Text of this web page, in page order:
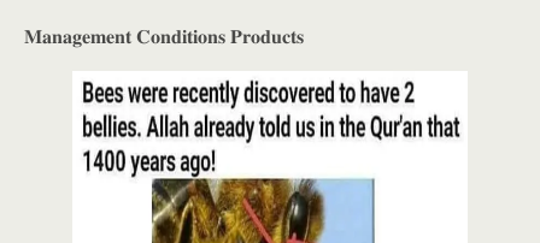
𝐌𝐚𝐧𝐚𝐠𝐞𝐦𝐞𝐧𝐭 𝐂𝐨𝐧𝐝𝐢𝐭𝐢𝐨𝐧𝐬 𝐏𝐫𝐨𝐝𝐮𝐜𝐭𝐬